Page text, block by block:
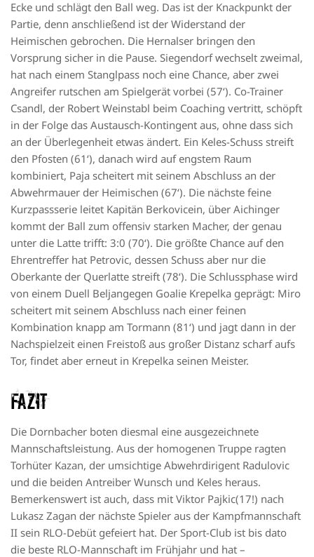
Ecke und schlägt den Ball weg. Das ist der Knackpunkt der
Partie, denn anschließend ist der Widerstand der
Heimischen gebrochen. Die Hernalser bringen den
Vorsprung sicher in die Pause. Siegendorf wechselt zweimal,
hat nach einem Stanglpass noch eine Chance, aber zwei
Angreifer rutschen am Spielgerät vorbei (57‘). Co-Trainer
Csandl, der Robert Weinstabl beim Coaching vertritt, schöpft
in der Folge das Austausch-Kontingent aus, ohne dass sich
an der Überlegenheit etwas ändert. Ein Keles-Schuss streift
den Pfosten (61‘), danach wird auf engstem Raum
kombiniert, Paja scheitert mit seinem Abschluss an der
Abwehrmauer der Heimischen (67‘). Die nächste feine
Kurzpassserie leitet Kapitän Berkovicein, über Aichinger
kommt der Ball zum offensiv starken Macher, der genau
unter die Latte trifft: 3:0 (70‘). Die größte Chance auf den
Ehrentreffer hat Petrovic, dessen Schuss aber nur die
Oberkante der Querlatte streift (78‘). Die Schlussphase wird
von einem Duell Beljangegen Goalie Krepelka geprägt: Miro
scheitert mit seinem Abschluss nach einer feinen
Kombination knapp am Tormann (81‘) und jagt dann in der
Nachspielzeit einen Freistoß aus großer Distanz scharf aufs
Tor, findet aber erneut in Krepelka seinen Meister.
Fazit
Die Dornbacher boten diesmal eine ausgezeichnete
Mannschaftsleistung. Aus der homogenen Truppe ragten
Torhüter Kazan, der umsichtige Abwehrdirigent Radulovic
und die beiden Antreiber Wunsch und Keles heraus.
Bemerkenswert ist auch, dass mit Viktor Pajkic(17!) nach
Lukasz Zagan der nächste Spieler aus der Kampfmannschaft
II sein RLO-Debüt gefeiert hat. Der Sport-Club ist bis dato
die beste RLO-Mannschaft im Frühjahr und hat –